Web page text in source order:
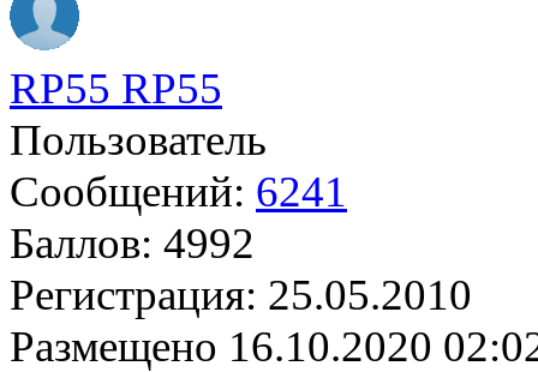
RP55 RP55
Пользователь
Сообщений: 6241
Баллов: 4992
Регистрация: 25.05.2010
Размещено 16.10.2020